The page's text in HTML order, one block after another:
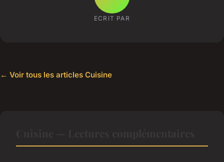
ECRIT PAR
← Voir tous les articles Cuisine